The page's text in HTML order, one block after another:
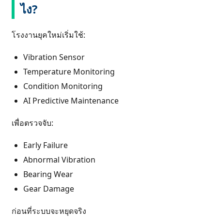
ไง?
โรงงานยุคใหม่เริ่มใช้:
Vibration Sensor
Temperature Monitoring
Condition Monitoring
AI Predictive Maintenance
เพื่อตรวจจับ:
Early Failure
Abnormal Vibration
Bearing Wear
Gear Damage
ก่อนที่ระบบจะหยุดจริง